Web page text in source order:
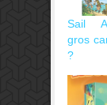
Sail
gros
?